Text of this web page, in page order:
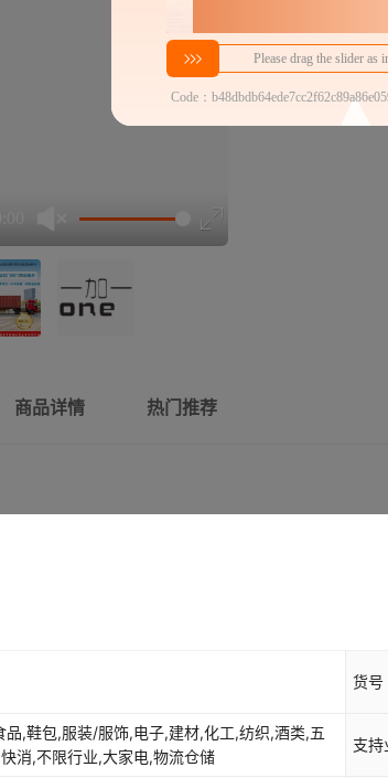
商品详情 热门推荐
货号
,鞋包,服装/服饰,电子,建材,化工,纺织,酒类,五
消,不限行业,大家电,物流仓储
支持